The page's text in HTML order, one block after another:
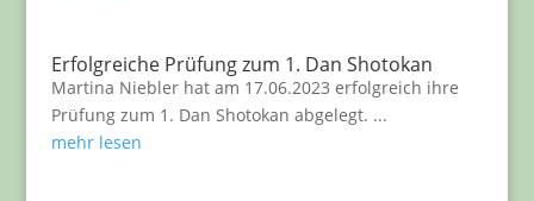
Erfolgreiche Prüfung zum 1. Dan Shotokan
Martina Niebler hat am 17.06.2023 erfolgreich ihre
Prüfung zum 1. Dan Shotokan abgelegt. ...
mehr lesen